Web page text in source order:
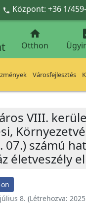
 Központ: +36 1/

Otthon
Városfejlesztés
VIII.
07.) számú
életveszély
8. (Létrehozva: